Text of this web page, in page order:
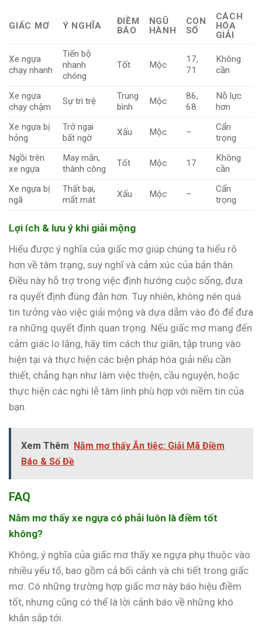
GIẤC MƠ Ý NGHĨA
ĐIỀM
BÁO
NGŨ
HÀNH
CON
SỐ
CÁCH
HÓA
GIẢI
Xe ngựa
chạy nhanh
Tiến bộ
nhanh
chóng
Tốt Mộc
17,
71
Không
cần
Xe ngựa
chạy chậm
Sự trì trệ
Trung
bình
Mộc
86,
68
Nỗ lực
hơn
Xe ngựa bị
hỏng
Trở ngại
bất ngờ
Xấu Mộc –
Cẩn
trọng
Ngồi trên
xe ngựa
May mắn,
thành công
Tốt Mộc 17
Không
cần
Xe ngựa bị
ngã
Thất bại,
mất mát
Xấu Mộc –
Cẩn
trọng
Lợi ích & lưu ý khi giải mộng
Hiểu được ý nghĩa của giấc mơ giúp chúng ta hiểu rõ
hơn về tâm trạng, suy nghĩ và cảm xúc của bản thân.
Điều này hỗ trợ trong việc định hướng cuộc sống, đưa
ra quyết định đúng đắn hơn. Tuy nhiên, không nên quá
tin tưởng vào việc giải mộng và dựa dẫm vào đó để đưa
ra những quyết định quan trọng. Nếu giấc mơ mang đến
cảm giác lo lắng, hãy tìm cách thư giãn, tập trung vào
hiện tại và thực hiện các biện pháp hóa giải nếu cần
thiết, chẳng hạn như làm việc thiện, cầu nguyện, hoặc
thực hiện các nghi lễ tâm linh phù hợp với niềm tin của
bạn.
Xem Thêm Nằm mơ thấy Ăn tiệc: Giải Mã Điềm
Báo & Số Đề
FAQ
Nằm mơ thấy xe ngựa có phải luôn là điềm tốt
không?
Không, ý nghĩa của giấc mơ thấy xe ngựa phụ thuộc vào
nhiều yếu tố, bao gồm cả bối cảnh và chi tiết trong giấc
mơ. Có những trường hợp giấc mơ này báo hiệu điềm
tốt, nhưng cũng có thể là lời cảnh báo về những khó
khăn sắp tới.